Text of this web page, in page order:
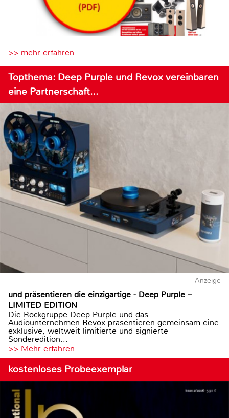
>> mehr erfahren
Topthema: Deep Purple und Revox vereinbaren
eine Partnerschaft…
Anzeige
und präsentieren die einzigartige - Deep Purple –
LIMITED EDITION
Die Rockgruppe Deep Purple und das
Audiounternehmen Revox präsentieren gemeinsam eine
exklusive, weltweit limitierte und signierte
Sonderedition...
>> Mehr erfahren
kostenloses Probeexemplar